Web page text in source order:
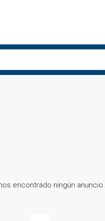
encontrado ningún anuncio.